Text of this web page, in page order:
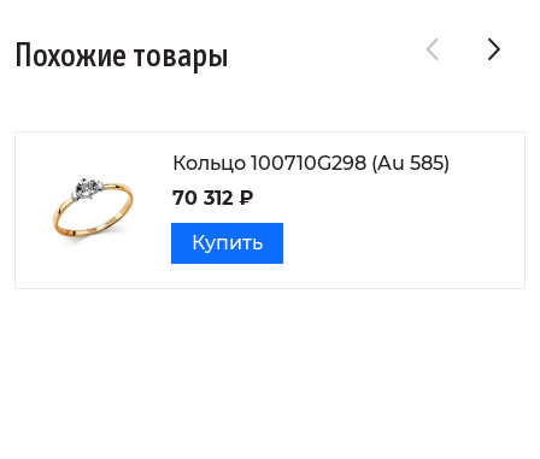
Похожие товары
Кольцо 100710G298 (Au 585)
70 312 ₽
Купить